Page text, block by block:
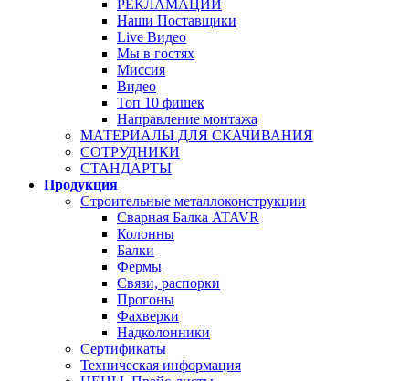
РЕКЛАМАЦИИ
Наши Поставщики
Live Видео
Мы в гостях
Миссия
Видео
Топ 10 фишек
Направление монтажа
МАТЕРИАЛЫ ДЛЯ СКАЧИВАНИЯ
СОТРУДНИКИ
СТАНДАРТЫ
Продукция
Строительные металлоконструкции
Сварная Балка ATAVR
Колонны
Балки
Фермы
Связи, распорки
Прогоны
Фахверки
Надколонники
Сертификаты
Техническая информация